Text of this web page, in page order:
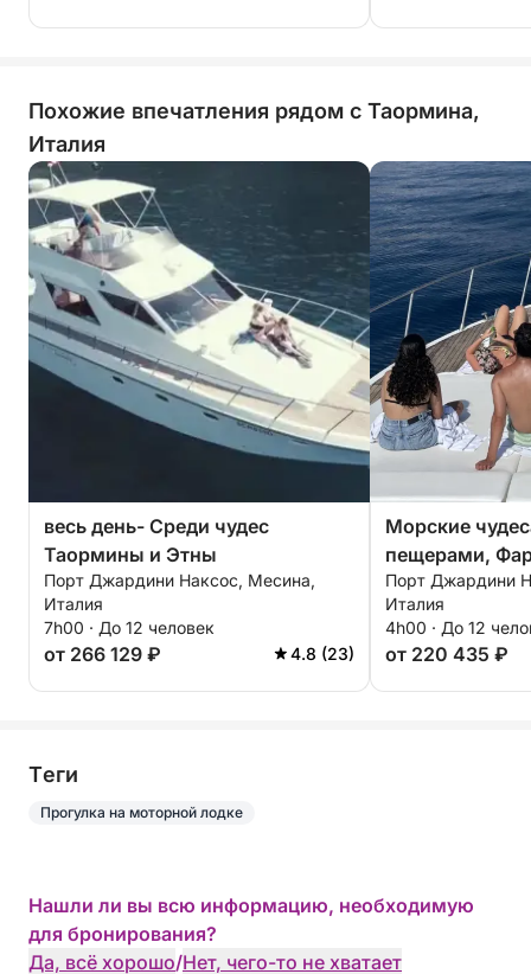
видом на гору Этна.
видом на гору
Похожие впечатления рядом с Таормина,
Италия
весь день- Среди чудес
Таормины и Этны
Порт Джардини Наксос, Месина,
Италия
7h00 · До 12 человек
от 266 129 ₽ 4.8 (23)
Морские
пещерами,
Порт Джардини
Италия
4h00 · До 12
от 220 435 ₽
Tеги
Прогулка на моторной лодке
Нашли ли вы всю информацию, необходимую
для бронирования?
Да, всё хорошо/Нет, чего-то не хватает